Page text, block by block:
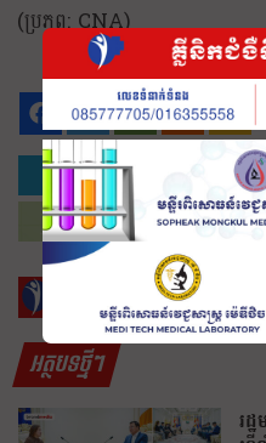
(ប្រភព: CNA)
អត្ថបទថ្មីៗ
រដ្